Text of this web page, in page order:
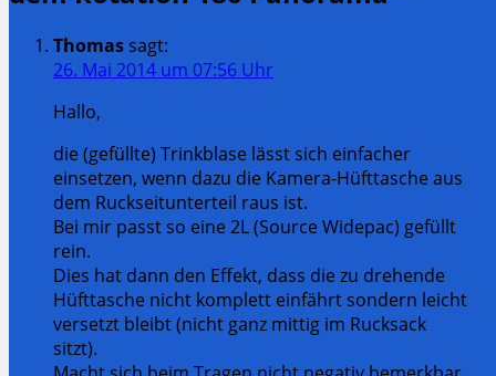
Thomassagt:
26. Mai 2014 um 07:56 Uhr
Hallo,
die (gefüllte) Trinkblase lässt sich einfacher
einsetzen, wenn dazu die Kamera-Hüfttasche aus
dem Ruckseitunterteil raus ist.
Bei mir passt so eine 2L (Source Widepac) gefüllt
rein.
Dies hat dann den Effekt, dass die zu drehende
Hüfttasche nicht komplett einfährt sondern leicht
versetzt bleibt (nicht ganz mittig im Rucksack
sitzt).